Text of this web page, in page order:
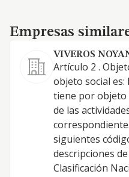
Empresas similares
Empresas
VIVEROS
Artículo 2 .
objeto social es:
tiene por objeto
de las
siguientes
descripciones
Clasificación